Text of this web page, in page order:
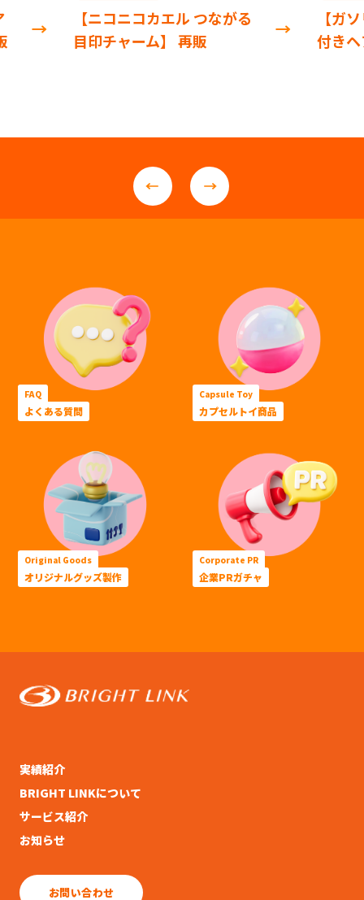
【ニコニコカエル つながる
目印チャーム】 再販
【ガ
付き
FAQ
よくある質問
Capsule Toy
カプセルトイ商品
Original Goods
オリジナルグッズ製作
Corporate PR
企業PRガチャ
実績紹介
BRIGHT LINKについて
サービス紹介
お知らせ
お問い合わせ